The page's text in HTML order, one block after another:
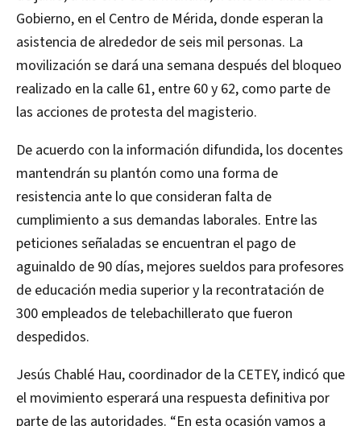
Gobierno, en el Centro de Mérida, donde esperan la
asistencia de alrededor de seis mil personas. La
movilización se dará una semana después del bloqueo
realizado en la calle 61, entre 60 y 62, como parte de
las acciones de protesta del magisterio.
De acuerdo con la información difundida, los docentes
mantendrán su plantón como una forma de
resistencia ante lo que consideran falta de
cumplimiento a sus demandas laborales. Entre las
peticiones señaladas se encuentran el pago de
aguinaldo de 90 días, mejores sueldos para profesores
de educación media superior y la recontratación de
300 empleados de telebachillerato que fueron
despedidos.
Jesús Chablé Hau, coordinador de la CETEY, indicó que
el movimiento esperará una respuesta definitiva por
parte de las autoridades. “En esta ocasión vamos a